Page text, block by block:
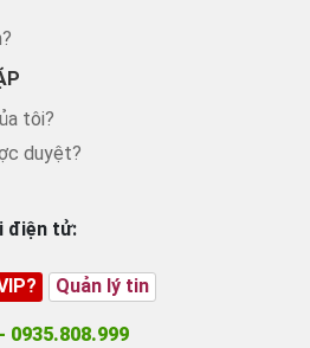
tôi?
duyệt?
điện tử:
Quản lý tin
0935.808.999